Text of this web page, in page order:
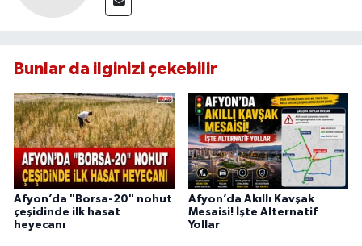
Bunlar da ilginizi çekebilir
Afyon’da "Borsa-20" nohut
çeşidinde ilk hasat
heyecanı
Afyon’da Akıllı Kavşak
Mesaisi! İşte Alternatif
Yollar